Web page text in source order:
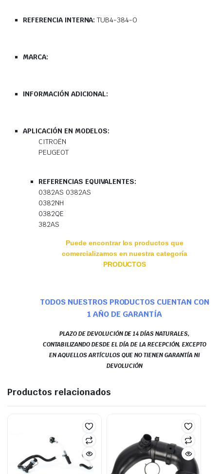
REFERENCIA INTERNA:TUB4-384-O
MARCA:
INFORMACIÓN ADICIONAL:
APLICACIÓN EN MODELOS:
CITROËN
PEUGEOT
REFERENCIAS EQUIVALENTES:
0382AS 0382AS
0382NH
0382QE
382AS
Puede encontrar los productos que
comercializamos en nuestra categoría
PRODUCTOS
TODOS NUESTROS PRODUCTOS CUENTAN CON
1 AÑO DE GARANTÍA
PLAZO DE DEVOLUCIÓN DE 14 DÍAS NATURALES,
CONTABILIZANDO DESDE EL DÍA DE LA RECEPCIÓN, EXCEPTO
EN AQUELLOS ARTÍCULOS QUE NO TIENEN GARANTÍA NI
DEVOLUCIÓN
Productos relacionados